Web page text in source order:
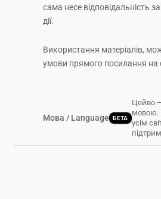
сама несе відповідальність
дії.
Використання матеріалів,
умови прямого посилання на
Мова / Language БЕТА
Цейво
мовою.
усім